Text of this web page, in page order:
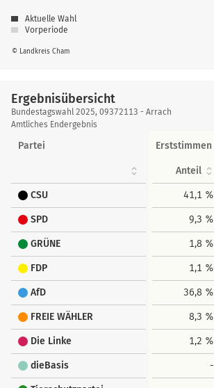
© Landkreis Cham
Aktuelle Wahl
Vorperiode
Ergebnisübersicht
Ergebnisübersicht
Bundestagswahl 2025, 09372113 - Arrach
Amtliches Endergebnis
Partei Erststimmen
Anteil
CSU 41,1 %
SPD 9,3 %
GRÜNE 1,8 %
FDP 1,1 %
AfD 36,8 %
FREIE WÄHLER 8,3 %
Die Linke 1,2 %
dieBasis -